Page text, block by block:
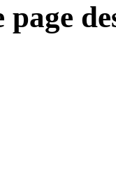
page